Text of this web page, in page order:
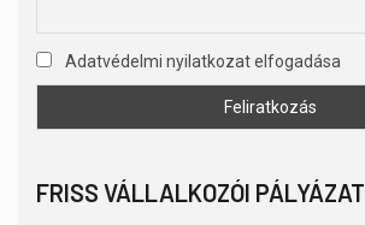
Adatvédelmi nyilatkozat elfogadása
FRISS VÁLLALKOZÓI PÁLYÁZAT